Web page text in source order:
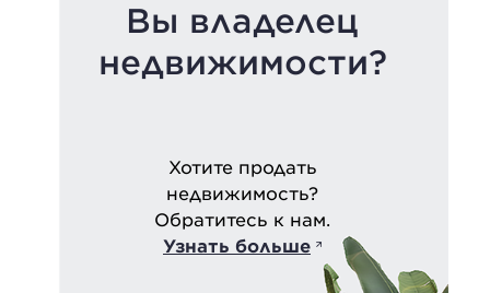
Вы владелец
недвижимости?
Хотите продать
недвижимость?
Обратитесь к нам.
Узнать больше